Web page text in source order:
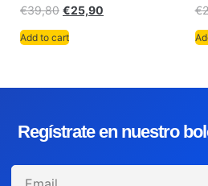
€39,80 €25,90
Add to cart
€
Regístrate en nuestro